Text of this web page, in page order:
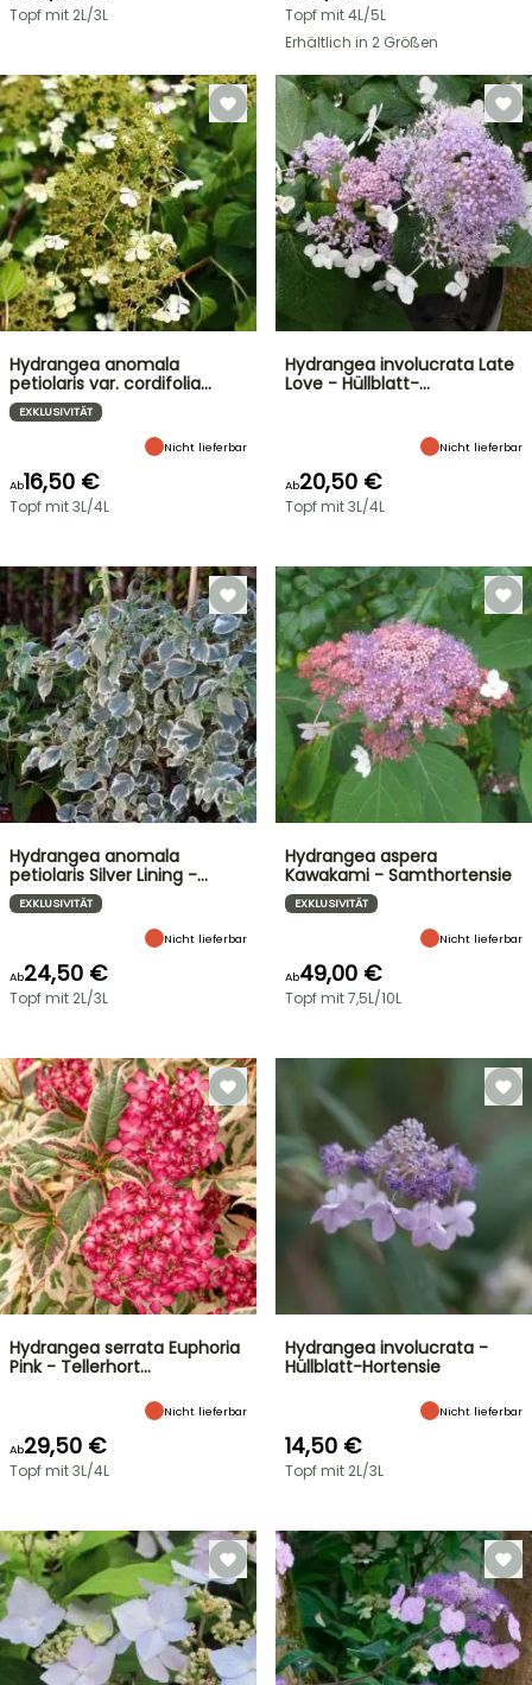
Topf mit 2L/3L
Topf mit 4L/5L
Erhältlich in 2 Größen
Hydrangea anomala
petiolaris var. cordifolia…
EXKLUSIVITÄT
Nicht lieferbar
Ab16,50 €
Topf mit 3L/4L
Hydrangea involucrata Late
Love - Hüllblatt-…
Nicht lieferbar
Ab20,50 €
Topf mit 3L/4L
Hydrangea anomala
petiolaris Silver Lining -…
EXKLUSIVITÄT
Nicht lieferbar
Ab24,50 €
Topf mit 2L/3L
Hydrangea aspera
Kawakami - Samthortensie
EXKLUSIVITÄT
Nicht lieferbar
Ab49,00 €
Topf mit 7,5L/10L
Hydrangea serrata Euphoria
Pink - Tellerhort…
Nicht lieferbar
Ab29,50 €
Topf mit 3L/4L
Hydrangea involucrata -
Hüllblatt-Hortensie
Nicht lieferbar
14,50 €
Topf mit 2L/3L